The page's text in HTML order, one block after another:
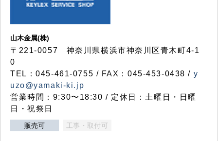
山木金属(株)
〒221-0057 神奈川県横浜市神奈川区青木町4-1
0
TEL：045-461-0755 / FAX：045-453-0438 / y
uzo@yamaki-ki.jp
営業時間：9:30〜18:30 / 定休日：土曜日・日曜
日・祝祭日
販売可 工事・取付可